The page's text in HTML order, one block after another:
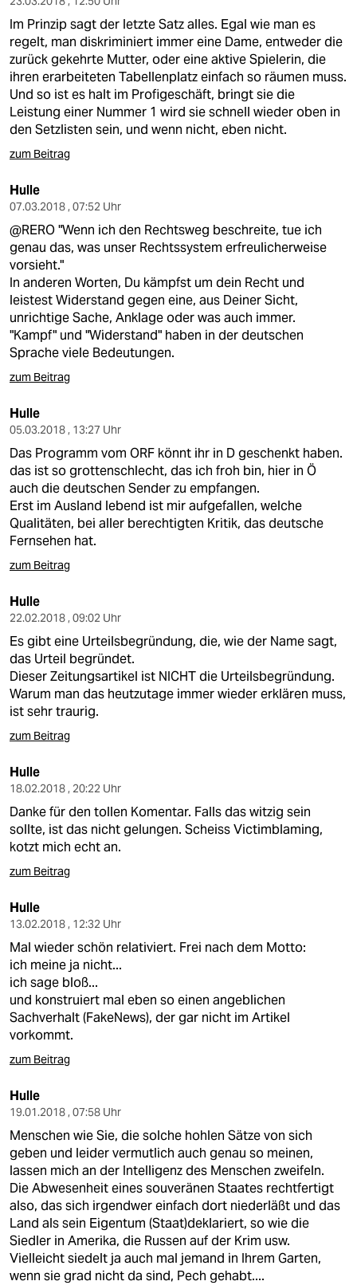
Im Prinzip sagt der letzte Satz alles. Egal wie man es
regelt, man diskriminiert immer eine Dame, entweder die
zurück gekehrte Mutter, oder eine aktive Spielerin, die
ihren erarbeiteten Tabellenplatz einfach so räumen muss.
Und so ist es halt im Profigeschäft, bringt sie die
Leistung einer Nummer 1 wird sie schnell wieder oben in
den Setzlisten sein, und wenn nicht, eben nicht.
zum Beitrag
Hulle
07.03.2018 , 07:52 Uhr
@RERO "Wenn ich den Rechtsweg beschreite, tue ich
genau das, was unser Rechtssystem erfreulicherweise
vorsieht."
In anderen Worten, Du kämpfst um dein Recht und
leistest Widerstand gegen eine, aus Deiner Sicht,
unrichtige Sache, Anklage oder was auch immer.
"Kampf" und "Widerstand" haben in der deutschen
Sprache viele Bedeutungen.
zum Beitrag
Hulle
05.03.2018 , 13:27 Uhr
Das Programm vom ORF könnt ihr in D geschenkt haben.
das ist so grottenschlecht, das ich froh bin, hier in Ö
auch die deutschen Sender zu empfangen.
Erst im Ausland lebend ist mir aufgefallen, welche
Qualitäten, bei aller berechtigten Kritik, das deutsche
Fernsehen hat.
zum Beitrag
Hulle
22.02.2018 , 09:02 Uhr
Es gibt eine Urteilsbegründung, die, wie der Name sagt,
das Urteil begründet.
Dieser Zeitungsartikel ist NICHT die Urteilsbegründung.
Warum man das heutzutage immer wieder erklären muss,
ist sehr traurig.
zum Beitrag
Hulle
18.02.2018 , 20:22 Uhr
Danke für den tollen Komentar. Falls das witzig sein
sollte, ist das nicht gelungen. Scheiss Victimblaming,
kotzt mich echt an.
zum Beitrag
Hulle
13.02.2018 , 12:32 Uhr
Mal wieder schön relativiert. Frei nach dem Motto:
ich meine ja nicht...
ich sage bloß...
und konstruiert mal eben so einen angeblichen
Sachverhalt (FakeNews), der gar nicht im Artikel
vorkommt.
zum Beitrag
Hulle
19.01.2018 , 07:58 Uhr
Menschen wie Sie, die solche hohlen Sätze von sich
geben und leider vermutlich auch genau so meinen,
lassen mich an der Intelligenz des Menschen zweifeln.
Die Abwesenheit eines souveränen Staates rechtfertigt
also, das sich irgendwer einfach dort niederläßt und das
Land als sein Eigentum (Staat)deklariert, so wie die
Siedler in Amerika, die Russen auf der Krim usw.
Vielleicht siedelt ja auch mal jemand in Ihrem Garten,
wenn sie grad nicht da sind, Pech gehabt....